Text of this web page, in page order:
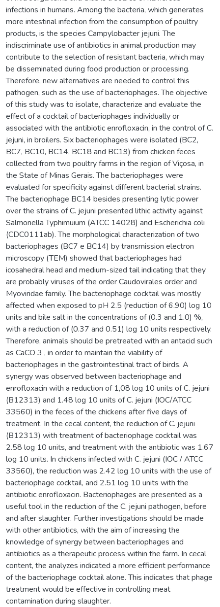
infections in humans. Among the bacteria, which generates
more intestinal infection from the consumption of poultry
products, is the species Campylobacter jejuni. The
indiscriminate use of antibiotics in animal production may
contribute to the selection of resistant bacteria, which may
be disseminated during food production or processing.
Therefore, new alternatives are needed to control this
pathogen, such as the use of bacteriophages. The objective
of this study was to isolate, characterize and evaluate the
effect of a cocktail of bacteriophages individually or
associated with the antibiotic enrofloxacin, in the control of C.
jejuni, in broilers. Six bacteriophages were isolated (BC2,
BC7, BC10, BC14, BC18 and BC19) from chicken feces
collected from two poultry farms in the region of Viçosa, in
the State of Minas Gerais. The bacteriophages were
evaluated for specificity against different bacterial strains.
The bacteriophage BC14 besides presenting lytic power
over the strains of C. jejuni presented lithic activity against
Salmonella Typhimuium (ATCC 14028) and Escherichia coli
(CDC0111ab). The morphological characterization of two
bacteriophages (BC7 e BC14) by transmission electron
microscopy (TEM) showed that bacteriophages had
icosahedral head and medium-sized tail indicating that they
are probably viruses of the order Caudovirales order and
Myoviridae family. The bacteriophage cocktail was mostly
affected when exposed to pH 2.5 (reduction of 6.90) log 10
units and bile salt in the concentrations of (0.3 and 1.0) %,
with a reduction of (0.37 and 0.51) log 10 units respectively.
Therefore, animals should be pretreated with an antacid such
as CaCO 3 , in order to maintain the viability of
bacteriophages in the gastrointestinal tract of birds. A
synergy was observed between bacteriophage and
enrofloxacin with a reduction of 1,08 log 10 units of C. jejuni
(B12313) and 1.48 log 10 units of C. jejuni (IOC/ATCC
33560) in the feces of the chickens after five days of
treatment. In the cecal content, the reduction of C. jejuni
(B12313) with treatment of bacteriophage cocktail was
2.58 log 10 units, and treatment with the antibiotic was 1.67
log 10 units. In chickens infected with C. jejuni (IOC / ATCC
33560), the reduction was 2.42 log 10 units with the use of
bacteriophage cocktail, and 2.51 log 10 units with the
antibiotic enrofloxacin. Bacteriophages are presented as a
useful tool in the reduction of the C. jejuni pathogen, before
and after slaughter. Further investigations should be made
with other antibiotics, with the aim of increasing the
knowledge of synergy between bacteriophages and
antibiotics as a therapeutic process within the farm. In cecal
content, the analyzes indicated a more efficient performance
of the bacteriophage cocktail alone. This indicates that phage
treatment would be effective in controlling meat
contamination during slaughter.